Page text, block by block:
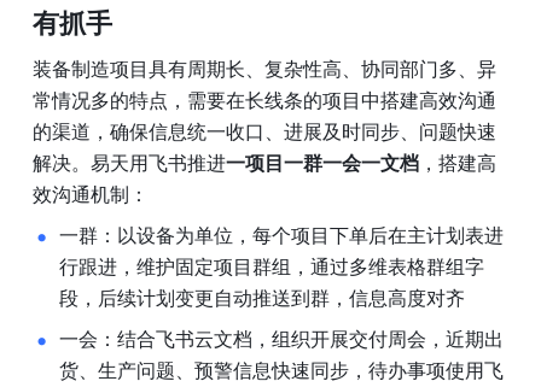
有抓手
装备制造项目具有周期长、复杂性高、协同部门多、异
常情况多的特点，需要在长线条的项目中搭建高效沟通
的渠道，确保信息统一收口、进展及时同步、问题快速
解决。易天用飞书推进一项目一群一会一文档 ，搭建高
效沟通机制：
一群：以设备为单位，每个项目下单后在主计划表进
行跟进，维护固定项目群组，通过多维表格群组字
段，后续计划变更自动推送到群，信息高度对齐
一会：结合飞书云文档，组织开展交付周会，近期出
货、生产问题、预警信息快速同步，待办事项使用飞